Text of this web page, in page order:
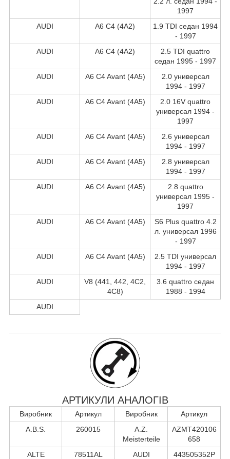
1997
AUDI
A6 C4 (4A2)
1.9 TDI седан 1994
- 1997
AUDI
A6 C4 (4A2)
2.5 TDI quattro
седан 1995 - 1997
AUDI
A6 C4 Avant (4A5)
2.0 универсал
1994 - 1997
AUDI
A6 C4 Avant (4A5)
2.0 16V quattro
универсал 1994 -
1997
AUDI
A6 C4 Avant (4A5)
2.6 универсал
1994 - 1997
AUDI
A6 C4 Avant (4A5)
2.8 универсал
1994 - 1997
AUDI
A6 C4 Avant (4A5)
2.8 quattro
универсал 1995 -
1997
AUDI
A6 C4 Avant (4A5)
S6 Plus quattro 4.2
л. универсал 1996
- 1997
AUDI
A6 C4 Avant (4A5)
2.5 TDI универсал
1994 - 1997
AUDI
V8 (441, 442, 4C2,
4C8)
3.6 quattro седан
1988 - 1994
AUDI
АРТИКУЛИ АНАЛОГІВ
Виробник Артикул Виробник
Артикул
A.B.S.
260015
A.Z.
Meisterteile
AZMT420106
658
ALTE
78511AL AUDI 443505352P